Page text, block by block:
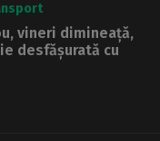
vineri dimineață,
desfășurată cu